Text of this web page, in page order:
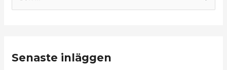
f
Senaste inläggen